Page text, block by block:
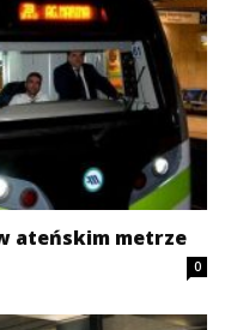
ateńskim metrze
0